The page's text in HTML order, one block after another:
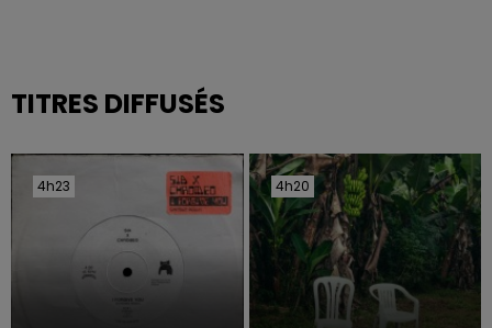
TITRES DIFFUSÉS
4h23
4h23 4h20
4h20